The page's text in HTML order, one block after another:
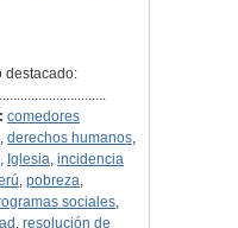
destacado:
comedores
,derechos humanos,
, Iglesia,incidencia
,pobreza,
sociales,
,resolución de